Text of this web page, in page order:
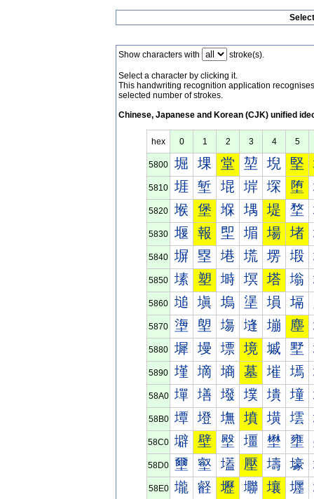
Show characters with stroke(s).
Select a character by clicking it.
This handwriting recognition application
selected number of strokes.
Chinese, Japanese and Korean (CJK) unified
hex 0 1 2 3 4 5
5800 堀 堁 堂 堃 堄 堅
5810 堐 堑 堒 堓 堔 堕
5820 堠 堡 堢 堣 堤 堥
5830 堰 報 堲 堳 場 堵
5840 塀 塁 塂 塃 塄 塅
5850 塐 塑 塒 塓 塔 塕
5860 塠 塡 塢 塣 塤 塥
5870 塰 塱 塲 塳 塴 塵
5880 墀 墁 墂 境 墄 墅
5890 墐 墑 墒 墓 墔 墕
58A0 墠 墡 墢 墣 墤 墥
58B0 墰 墱 墲 墳 墴 墵
58C0 壀 壁 壂 壃 壄 壅
58D0 壐 壑 壒 壓 壔 壕
58E0 壠 壡 壢 壣 壤 壥